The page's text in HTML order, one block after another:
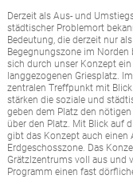
Derzeit als Aus- und
städtischer Problemort
Bedeutung, die derzeit nur
Begegnungszone im
sich durch unser Konzept
langgezogenen Griesplatz.
zentralen Treffpunkt mit
stärken die soziale und
geben dem Platz den
über den Platz. Mit Blick auf
gibt das Konzept auch einen
Erdgeschosszone. Das
Grätzlzentrums voll aus und
Programm einen fast